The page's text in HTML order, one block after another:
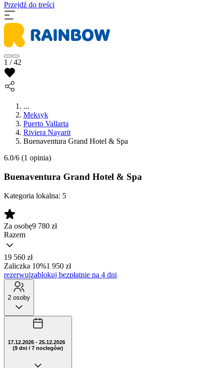
Przejdź do treści
1 / 42
...
Meksyk
Puerto Vallarta
Riviera Nayarit
Buenaventura Grand Hotel & Spa
6.0/6 (1 opinia)
Buenaventura Grand Hotel & Spa
Kategoria lokalna: 5
Za osobę9 780 zł
Razem
19 560 zł
Zaliczka 10%1 950 zł
rezerwujzablokuj bezpłatnie na 4 dni
2 osoby
17.12.2026 - 25.12.2026
(9 dni / 7 noclegów)